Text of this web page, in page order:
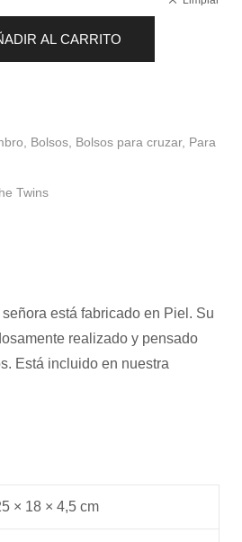
AL CARRITO
Bolsos Bolsos para cruzar, Para
Twins
está fabricado en Piel. Su
realizado y pensado
Está incluido en nuestra
× 18 × 4,5 cm